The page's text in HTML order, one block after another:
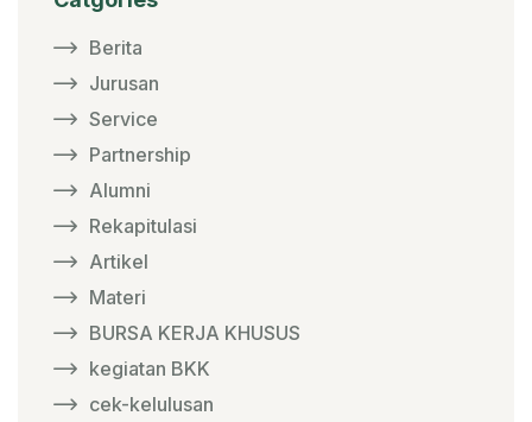
Berita
Jurusan
Service
Partnership
Alumni
Rekapitulasi
Artikel
Materi
BURSA KERJA KHUSUS
kegiatan BKK
cek-kelulusan